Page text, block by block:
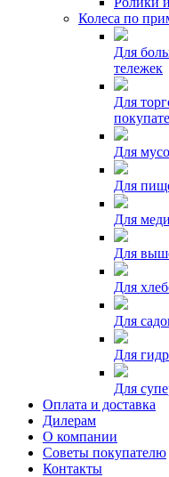
Колеса по
Для
тележек
Для
Для
Для
Для
Для
Для
Для
Для
Для
Оплата и доставка
Дилерам
О компании
Советы покупателю
Контакты